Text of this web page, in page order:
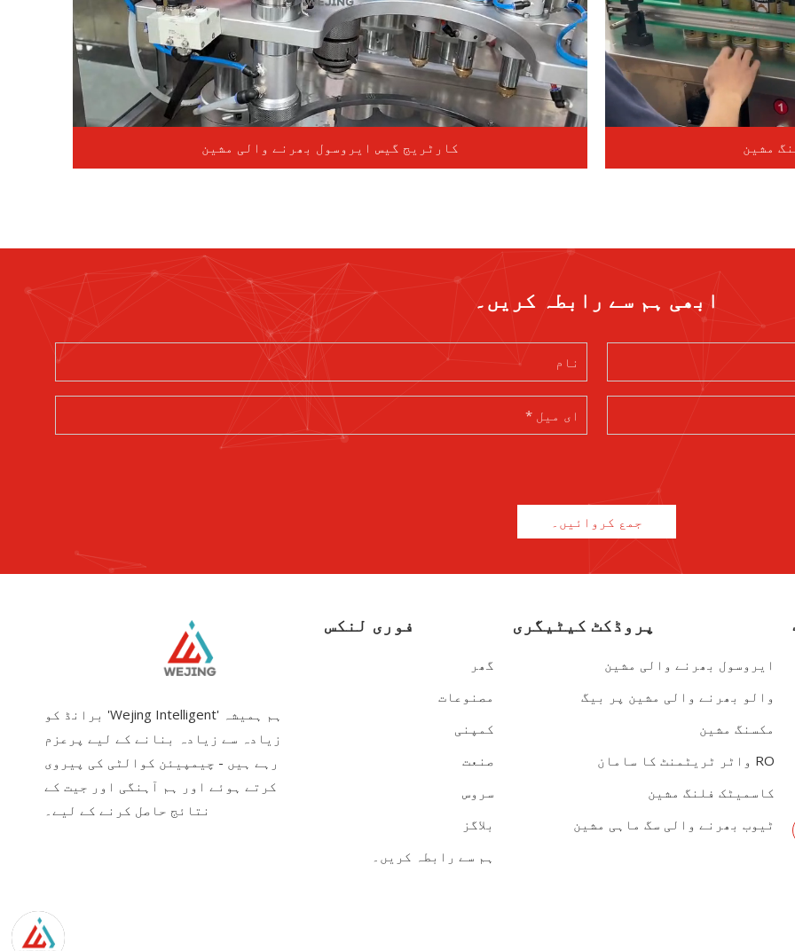
کارٹریج گیس ایروسول بھرنے والی مشین
ابھی ہم سے رابطہ کریں۔
جمع کروائیں۔
ہم ہمیشہ 'Wejing Intelligent' برانڈ کو
زیادہ سے زیادہ بنانے کے لیے پرعزم
رہے ہیں - چیمپیئن کوالٹی کی پیروی
کرتے ہوئے اور ہم آہنگی اور جیت کے
نتائج حاصل کرنے کے لیے۔
فوری لنکس
گھر
مصنوعات
کمپنی
صنعت
سروس
بلاگز
ہم سے رابطہ کریں۔
پروڈکٹ کیٹیگری
ایروسول بھرنے والی مشین
والو بھرنے والی مشین پر بیگ
مکسنگ مشین
RO واٹر ٹریٹمنٹ کا سامان
کاسمیٹک فلنگ مشین
ٹیوب بھرنے والی سگ ماہی مشین